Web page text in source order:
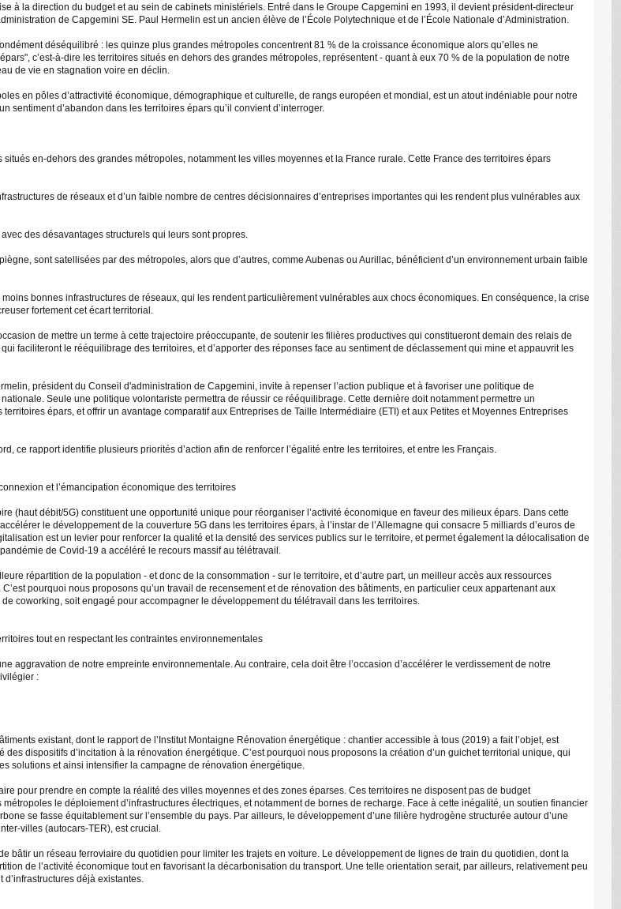
à la direction du budget et au sein de cabinets ministériels. Entré dans le Groupe Capgemini en 1993, il devient président-directeur
de Capgemini SE. Paul Hermelin est un ancien élève de l’École Polytechnique et de l’École Nationale d’Administration.
déséquilibré : les quinze plus grandes métropoles concentrent 81 % de la croissance économique alors qu’elles ne
c’est-à-dire les territoires situés en dehors des grandes métropoles, représentent - quant à eux 70 % de la population de notre
de vie en stagnation voire en déclin.
en pôles d’attractivité économique, démographique et culturelle, de rangs européen et mondial, est un atout indéniable pour notre
sentiment d’abandon dans les territoires épars qu’il convient d’interroger.
en-dehors des grandes métropoles, notamment les villes moyennes et la France rurale. Cette France des territoires épars
de réseaux et d’un faible nombre de centres décisionnaires d’entreprises importantes qui les rendent plus vulnérables aux
des désavantages structurels qui leurs sont propres.
sont satellisées par des métropoles, alors que d’autres, comme Aubenas ou Aurillac, bénéficient d’un environnement urbain faible
bonnes infrastructures de réseaux, qui les rendent particulièrement vulnérables aux chocs économiques. En conséquence, la crise
fortement cet écart territorial.
de mettre un terme à cette trajectoire préoccupante, de soutenir les filières productives qui constitueront demain des relais de
faciliteront le rééquilibrage des territoires, et d’apporter des réponses face au sentiment de déclassement qui mine et appauvrit les
président du Conseil d'administration de Capgemini, invite à repenser l’action publique et à favoriser une politique de
Seule une politique volontariste permettra de réussir ce rééquilibrage. Cette dernière doit notamment permettre un
épars, et offrir un avantage comparatif aux Entreprises de Taille Intermédiaire (ETI) et aux Petites et Moyennes Entreprises
ce rapport identifie plusieurs priorités d’action afin de renforcer l’égalité entre les territoires, et entre les Français.
et l’émancipation économique des territoires
(haut débit/5G) constituent une opportunité unique pour réorganiser l’activité économique en faveur des milieux épars. Dans cette
le développement de la couverture 5G dans les territoires épars, à l’instar de l’Allemagne qui consacre 5 milliards d’euros de
est un levier pour renforcer la qualité et la densité des services publics sur le territoire, et permet également la délocalisation de
de Covid-19 a accéléré le recours massif au télétravail.
répartition de la population - et donc de la consommation - sur le territoire, et d’autre part, un meilleur accès aux ressources
pourquoi nous proposons qu’un travail de recensement et de rénovation des bâtiments, en particulier ceux appartenant aux
coworking, soit engagé pour accompagner le développement du télétravail dans les territoires.
tout en respectant les contraintes environnementales
aggravation de notre empreinte environnementale. Au contraire, cela doit être l’occasion d’accélérer le verdissement de notre
:
existant, dont le rapport de l’Institut Montaigne Rénovation énergétique : chantier accessible à tous (2019) a fait l’objet, est
dispositifs d’incitation à la rénovation énergétique. C’est pourquoi nous proposons la création d’un guichet territorial unique, qui
solutions et ainsi intensifier la campagne de rénovation énergétique.
pour prendre en compte la réalité des villes moyennes et des zones éparses. Ces territoires ne disposent pas de budget
le déploiement d’infrastructures électriques, et notamment de bornes de recharge. Face à cette inégalité, un soutien financier
se fasse équitablement sur l’ensemble du pays. Par ailleurs, le développement d’une filière hydrogène structurée autour d’une
villes (autocars-TER), est crucial.
bâtir un réseau ferroviaire du quotidien pour limiter les trajets en voiture. Le développement de lignes de train du quotidien, dont la
de l’activité économique tout en favorisant la décarbonisation du transport. Une telle orientation serait, par ailleurs, relativement peu
déjà existantes.